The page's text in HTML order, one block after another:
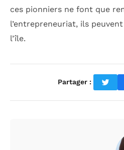
ces pionniers ne font que
l’entrepreneuriat, ils
l’île.
Partager :